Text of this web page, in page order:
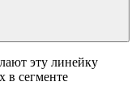
эту линейку
в сегменте